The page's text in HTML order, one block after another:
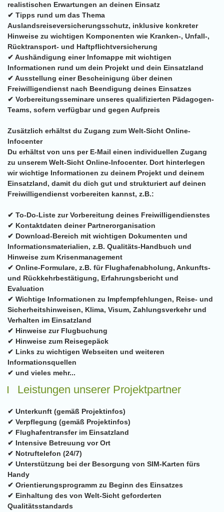
realistischen Erwartungen an deinen Einsatz
✔ Tipps rund um das Thema
Auslandsreiseversicherungsschutz, inklusive konkreter
Hinweise zu wichtigen Komponenten wie Kranken-, Unfall-,
Rücktransport- und Haftpflichtversicherung
✔ Aushändigung einer Infomappe mit wichtigen
Informationen rund um dein Projekt und dein Einsatzland
✔ Ausstellung einer Bescheinigung über deinen
Freiwilligendienst nach Beendigung deines Einsatzes
✔ Vorbereitungsseminare unseres qualifizierten Pädagogen-
Teams, sofern verfügbar und gegen Aufpreis
Zusätzlich erhältst du Zugang zum Welt-Sicht Online-
Infocenter
Du erhältst von uns per E-Mail einen individuellen Zugang
zu unserem Welt-Sicht Online-Infocenter. Dort hinterlegen
wir wichtige Informationen zu deinem Projekt und deinem
Einsatzland, damit du dich gut und strukturiert auf deinen
Freiwilligendienst vorbereiten kannst, z.B.:
✔ To-Do-Liste zur Vorbereitung deines Freiwilligendienstes
✔ Kontaktdaten deiner Partnerorganisation
✔ Download-Bereich mit wichtigen Dokumenten und
Informationsmaterialien, z.B. Qualitäts-Handbuch und
Hinweise zum Krisenmanagement
✔ Online-Formulare, z.B. für Flughafenabholung, Ankunfts-
und Rückkehrbestätigung, Erfahrungsbericht und
Evaluation
✔ Wichtige Informationen zu Impfempfehlungen, Reise- und
Sicherheitshinweisen, Klima, Visum, Zahlungsverkehr und
Verhalten im Einsatzland
✔ Hinweise zur Flugbuchung
✔ Hinweise zum Reisegepäck
✔ Links zu wichtigen Webseiten und weiteren
Informationsquellen
✔ und vieles mehr...
Leistungen unserer Projektpartner
✔ Unterkunft (gemäß Projektinfos)
✔ Verpflegung (gemäß Projektinfos)
✔ Flughafentransfer im Einsatzland
✔ Intensive Betreuung vor Ort
✔ Notruftelefon (24/7)
✔ Unterstützung bei der Besorgung von SIM-Karten fürs
Handy
✔ Orientierungsprogramm zu Beginn des Einsatzes
✔ Einhaltung des von Welt-Sicht geforderten
Qualitätsstandards